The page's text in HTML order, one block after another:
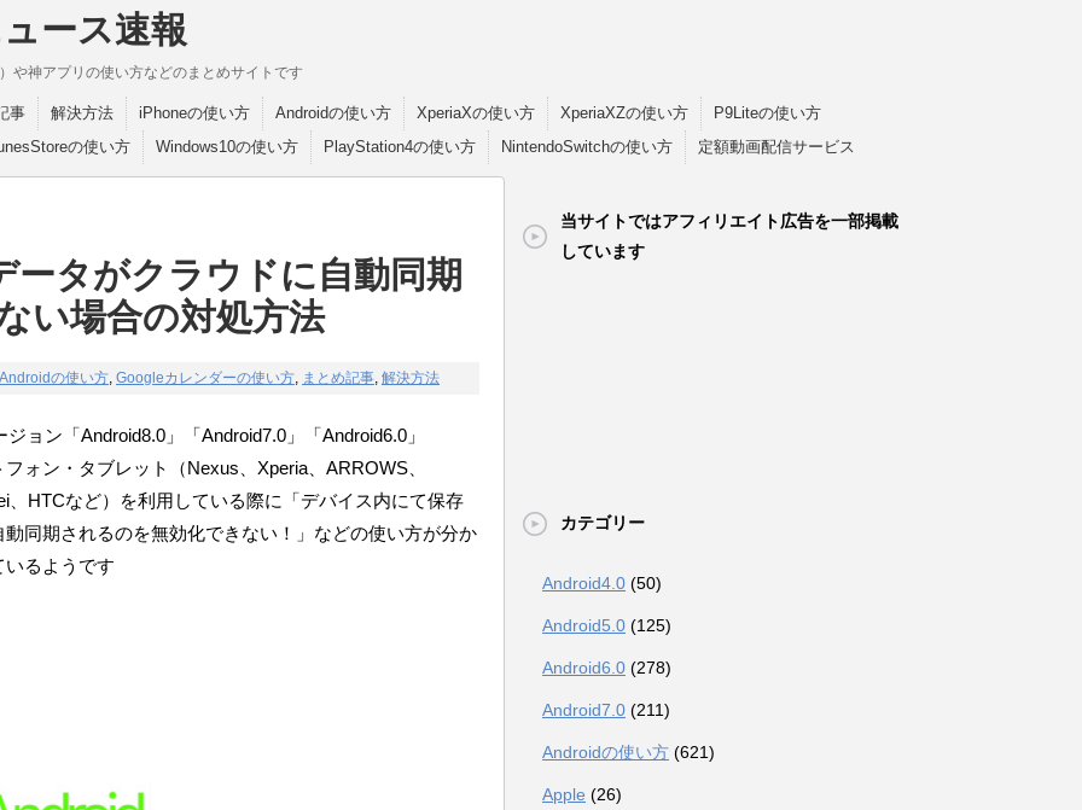
ース速報
や神アプリの使い方などのまとめサイトです
事 解決方法 iPhoneの使い方 Androidの使い方 XperiaXの使い方 XperiaXZの使い方
P9Liteの使い方
の使い方
Windows10の使い方 PlayStation4の使い方 NintendoSwitchの使い方 定額動画配信サービス
タがクラウドに自動同期
い場合の対処方法
Androidの使い方, Googleカレンダーの使い方, まとめ記事, 解決方法
ン「Android8.0」「Android7.0」「Android6.0」
ォン・タブレット（Nexus、Xperia、ARROWS、
、HTCなど）を利用している際に「デバイス内にて保存
同期されるのを無効化できない！」などの使い方が分か
るようです
当サイトではアフィリエイト広告を一部掲載
しています
カテゴリー
Android4.0 (50)
Android5.0 (125)
Android6.0 (278)
Android7.0 (211)
Androidの使い方 (621)
Apple (26)